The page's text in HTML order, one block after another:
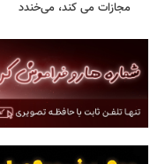
مجازات می کند، می‌خندد